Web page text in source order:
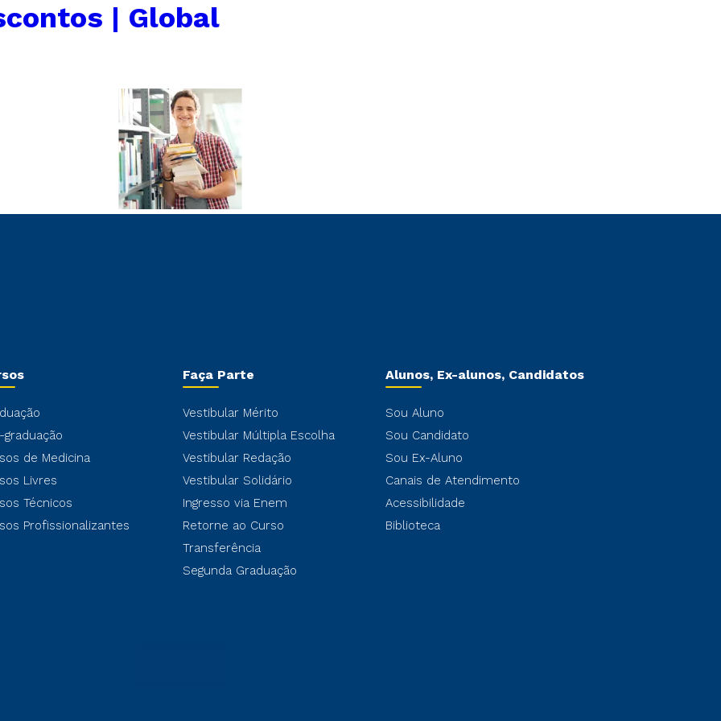
| Global
graduação
de Medicina
Livres
Técnicos
Profissionalizantes
Faça Parte
Vestibular Mérito
Vestibular Múltipla Escolha
Vestibular Redação
Vestibular Solidário
Ingresso via Enem
Retorne ao Curso
Transferência
Segunda Graduação
Alunos, Ex-alunos, Candidatos
Sou Aluno
Sou Candidato
Sou Ex-Aluno
Canais de Atendimento
Acessibilidade
Biblioteca